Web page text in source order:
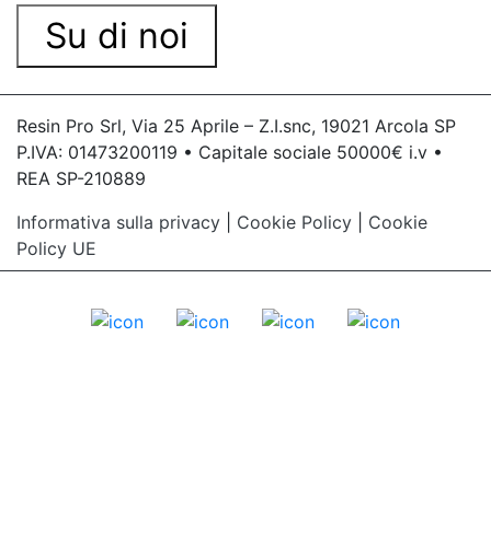
Su di noi
Resin Pro Srl, Via 25 Aprile – Z.I.snc, 19021 Arcola SP
P.IVA: 01473200119 • Capitale sociale 50000€ i.v •
REA SP-210889
Informativa sulla privacy
Cookie Policy
Cookie
Policy UE